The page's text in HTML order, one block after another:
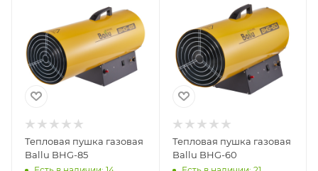
Тепловая пушка газовая
Ballu BHG-85
Тепловая пушка газовая
Ballu BHG-60